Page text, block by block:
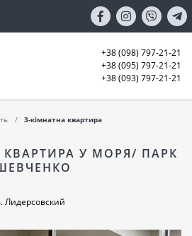
+38 (098) 797-21-21
+38 (095) 797-21-21
+38 (093) 797-21-21
3-кімнатна квартира
У МОРЯ/ ПАРК
Лидерсовский